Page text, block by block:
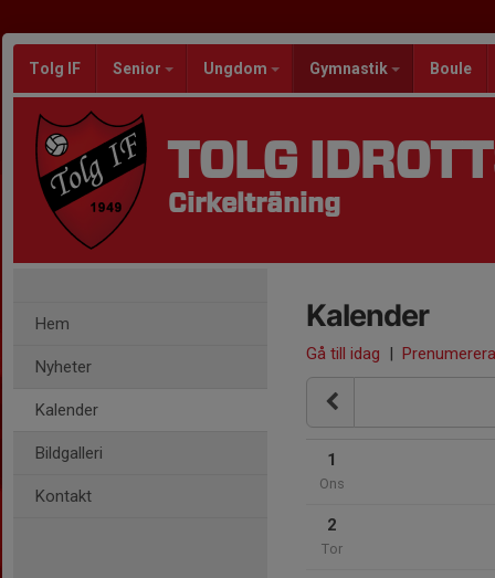
Tolg IF Senior Ungdom Gymnastik Boule
TOLG
Cirkelträning
Hem
Nyheter
Kalender
Bildgalleri
Kontakt
Kalender
Gå till idag | Prenumerera
1
Ons
2
Tor